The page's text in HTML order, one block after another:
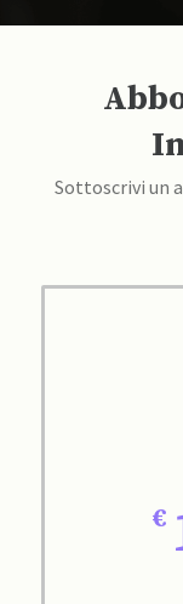
Sottoscrivi un